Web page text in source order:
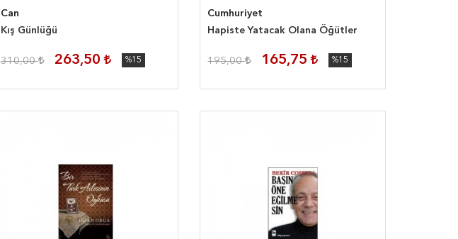
Can
Kış Günlüğü
310,00 263,50 %15
Cumhuriyet
Hapiste Yatacak Olana Öğütler
195,00 165,75 %15